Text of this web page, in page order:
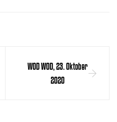
WOD WOD, 23. Oktober
2020